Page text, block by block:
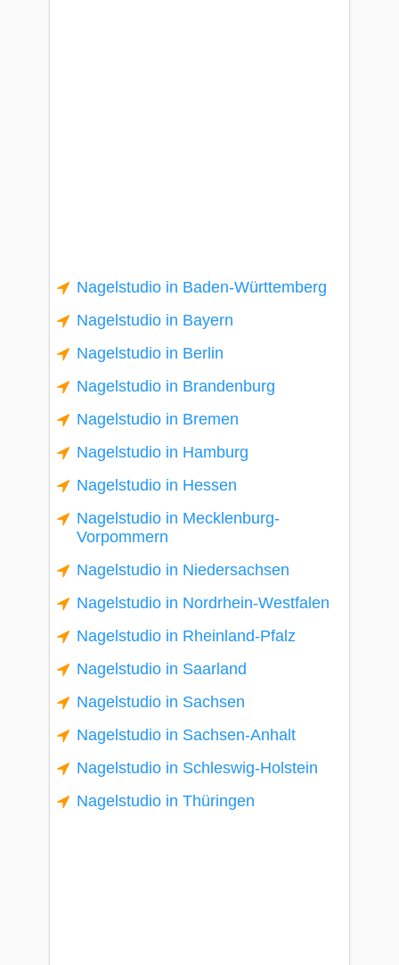
Nagelstudio in Baden-Württemberg
Nagelstudio in Bayern
Nagelstudio in Berlin
Nagelstudio in Brandenburg
Nagelstudio in Bremen
Nagelstudio in Hamburg
Nagelstudio in Hessen
Nagelstudio in Mecklenburg-
Vorpommern
Nagelstudio in Niedersachsen
Nagelstudio in Nordrhein-Westfalen
Nagelstudio in Rheinland-Pfalz
Nagelstudio in Saarland
Nagelstudio in Sachsen
Nagelstudio in Sachsen-Anhalt
Nagelstudio in Schleswig-Holstein
Nagelstudio in Thüringen